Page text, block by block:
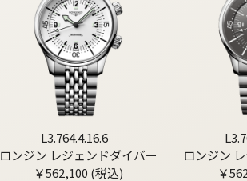
L3.764.4.16.6
ロンジン レジェンドダイバー
￥562,100 (税込)
ロンジン
￥